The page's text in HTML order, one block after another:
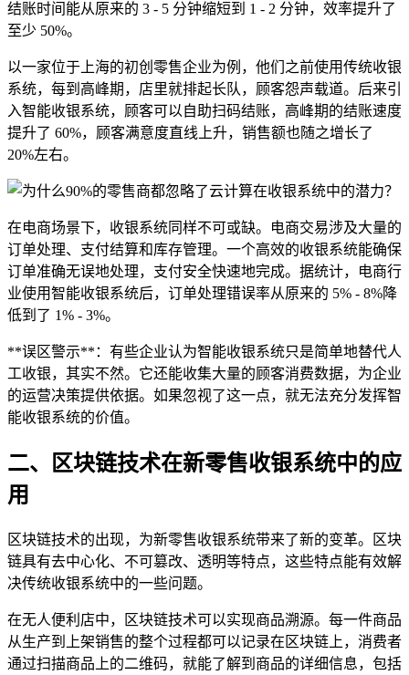
结账时间能从原来的 3 - 5 分钟缩短到 1 - 2 分钟，效率提升了
至少 50%。
以一家位于上海的初创零售企业为例，他们之前使用传统收银
系统，每到高峰期，店里就排起长队，顾客怨声载道。后来引
入智能收银系统，顾客可以自助扫码结账，高峰期的结账速度
提升了 60%，顾客满意度直线上升，销售额也随之增长了
20%左右。
在电商场景下，收银系统同样不可或缺。电商交易涉及大量的
订单处理、支付结算和库存管理。一个高效的收银系统能确保
订单准确无误地处理，支付安全快速地完成。据统计，电商行
业使用智能收银系统后，订单处理错误率从原来的 5% - 8%降
低到了 1% - 3%。
**误区警示**：有些企业认为智能收银系统只是简单地替代人
工收银，其实不然。它还能收集大量的顾客消费数据，为企业
的运营决策提供依据。如果忽视了这一点，就无法充分发挥智
能收银系统的价值。
二、区块链技术在新零售收银系统中的应
用
区块链技术的出现，为新零售收银系统带来了新的变革。区块
链具有去中心化、不可篡改、透明等特点，这些特点能有效解
决传统收银系统中的一些问题。
在无人便利店中，区块链技术可以实现商品溯源。每一件商品
从生产到上架销售的整个过程都可以记录在区块链上，消费者
通过扫描商品上的二维码，就能了解到商品的详细信息，包括